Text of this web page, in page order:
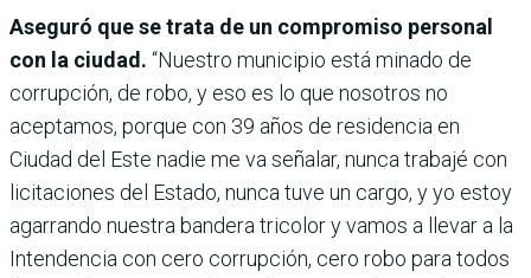
Aseguró que se trata de un compromiso personal
con la ciudad. “Nuestro municipio está minado de
corrupción, de robo, y eso es lo que nosotros no
aceptamos, porque con 39 años de residencia en
Ciudad del Este nadie me va señalar, nunca trabajé con
licitaciones del Estado, nunca tuve un cargo, y yo estoy
agarrando nuestra bandera tricolor y vamos a llevar a la
Intendencia con cero corrupción, cero robo para todos